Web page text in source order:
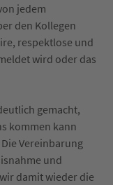
jedem
den Kollegen
respektlose und
wird oder das
gemacht,
kommen kann
Vereinbarung
und
damit wieder die